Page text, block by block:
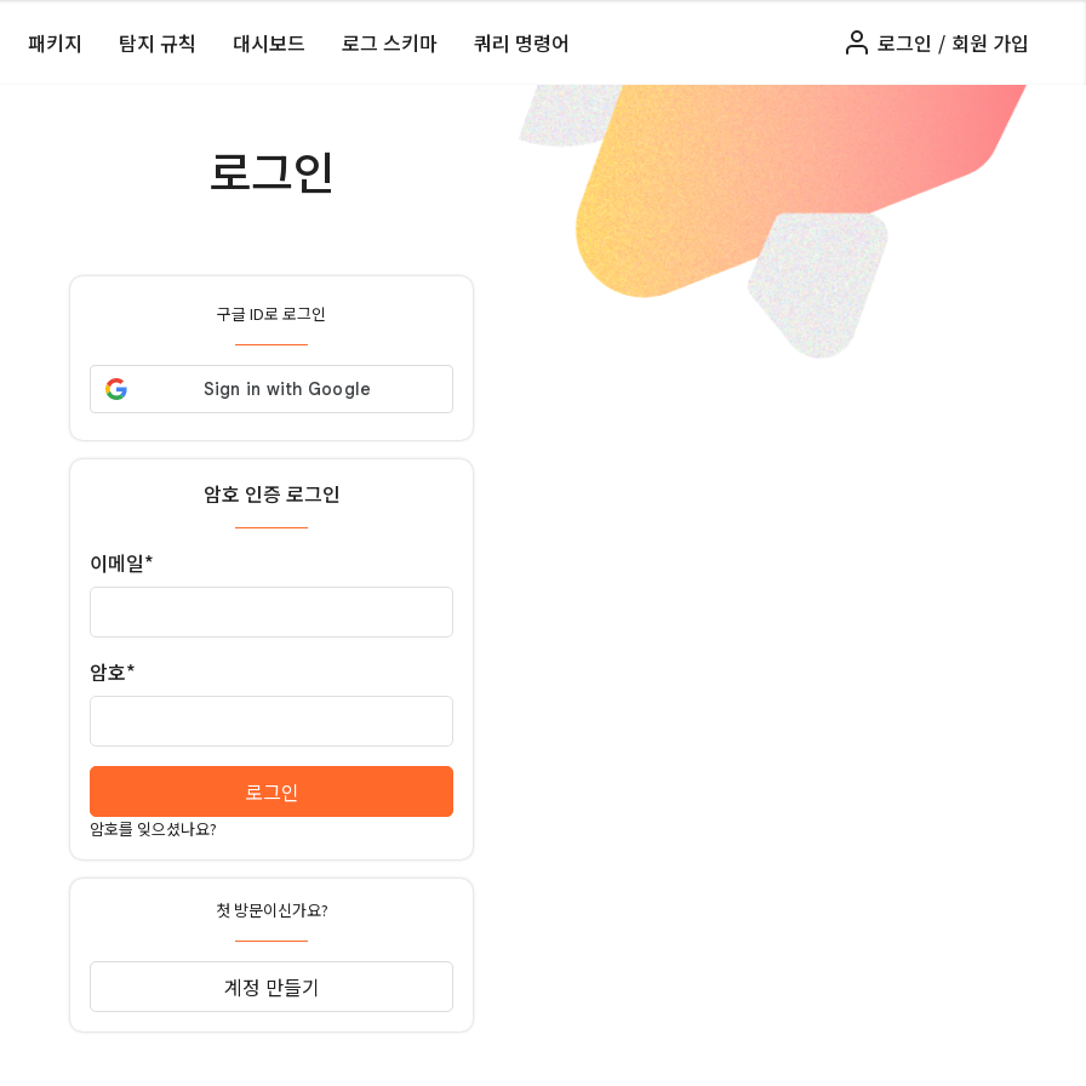
패키지 탐지 규칙 대시보드 로그 스키마 쿼리 명령어 로그인 / 회원 가입
로그인
구글 ID로 로그인
암호 인증 로그인
이메일*
암호*
로그인
암호를 잊으셨나요?
첫 방문이신가요?
계정 만들기